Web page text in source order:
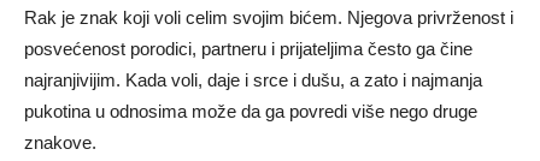
Rak je znak koji voli celim svojim bićem. Njegova privrženost i
posvećenost porodici, partneru i prijateljima često ga čine
najranjivijim. Kada voli, daje i srce i dušu, a zato i najmanja
pukotina u odnosima može da ga povredi više nego druge
znakove.